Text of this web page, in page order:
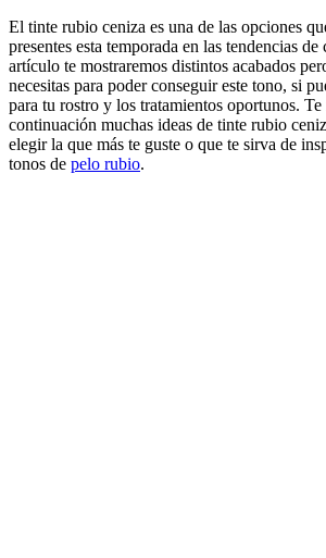
El tinte rubio ceniza es una de las opciones
presentes esta temporada en las tendencias
artículo te mostraremos distintos acabados
necesitas para poder conseguir este tono, si
para tu rostro y los tratamientos oportunos. Te
continuación muchas ideas de tinte rubio
elegir la que más te guste o que te sirva de
tonos de pelo rubio.